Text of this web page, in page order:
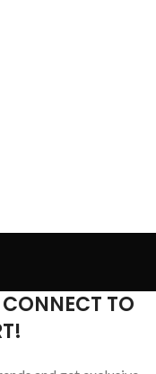
TO